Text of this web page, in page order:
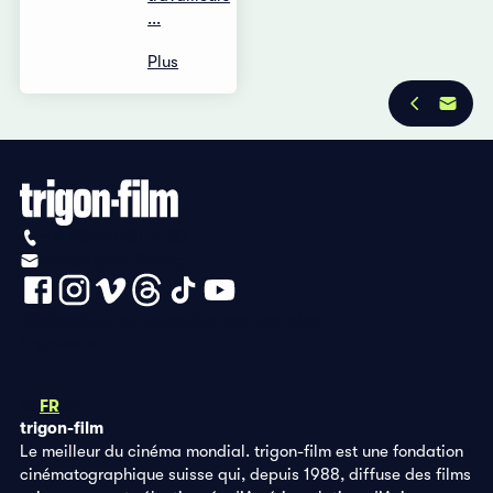
...
Plus
FR
trigon-film
Le meilleur du cinéma mondial. trigon-film est une fondation
cinématographique suisse qui, depuis 1988, diffuse des films